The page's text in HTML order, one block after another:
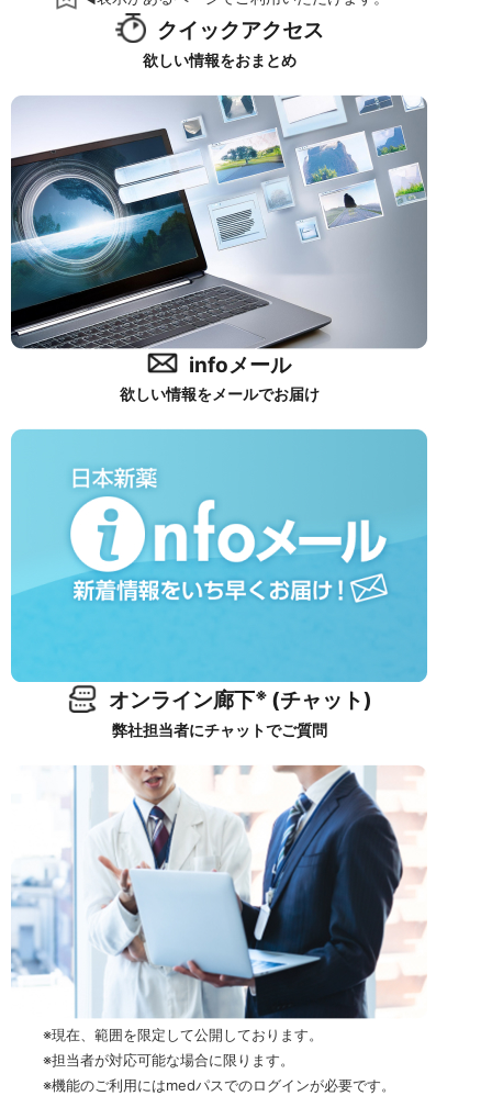
クイックアクセス
欲しい情報をおまとめ
infoメール
欲しい情報をメールでお届け
オンライン廊下※ (チャット)
弊社担当者にチャットでご質問
※現在、範囲を限定して公開しております。
※担当者が対応可能な場合に限ります。
※機能のご利用にはmedパスでのログインが必要です。